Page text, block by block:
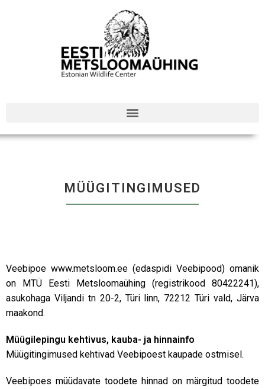
MÜÜGITINGIMUSED
Veebipoe www.metsloom.ee (edaspidi Veebipood) omanik
on MTÜ Eesti Metsloomaühing (registrikood 80422241),
asukohaga Viljandi tn 20-2, Türi linn, 72212 Türi vald, Järva
maakond.
Müügilepingu kehtivus, kauba- ja hinnainfo
Müügitingimused kehtivad Veebipoest kaupade ostmisel.
Veebipoes müüdavate toodete hinnad on märgitud toodete